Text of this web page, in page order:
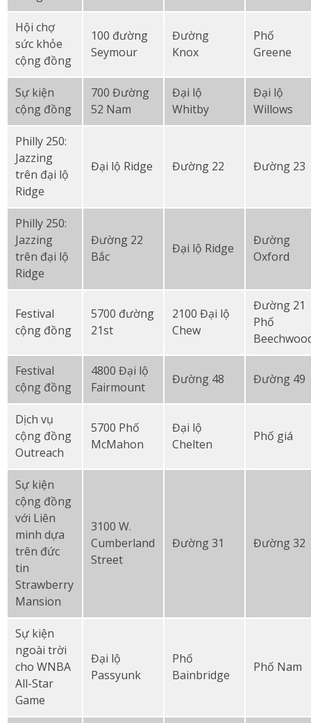
Hội chợ
sức khỏe
cộng đồng
100 đường
Seymour
Đường
Knox
Phố
Greene
Sự kiện
cộng đồng
700 Đường
52 Nam
Đại lộ
Whitby
Đại lộ
Willows
Philly 250:
Jazzing
trên đại lộ
Ridge
Đại lộ Ridge Đường 22 Đường 23
Philly 250:
Jazzing
trên đại lộ
Ridge
Đường 22
Bắc
Đại lộ Ridge
Đường
Oxford
Festival
cộng đồng
5700 đường
21st
2100 Đại lộ
Chew
Đường 21
Phố
Festival
cộng đồng
4800 Đại lộ
Fairmount
Đường 48 Đường 49
Dịch vụ
cộng đồng
Outreach
5700 Phố
McMahon
Đại lộ
Chelten
Phố giá
Sự kiện
cộng đồng
với Liên
minh dựa
trên đức
tin
Strawberry
Mansion
3100 W.
Cumberland
Street
Đường 31 Đường 32
Sự kiện
ngoài trời
cho WNBA
All-Star
Game
Đại lộ
Passyunk
Phố
Bainbridge
Phố Nam